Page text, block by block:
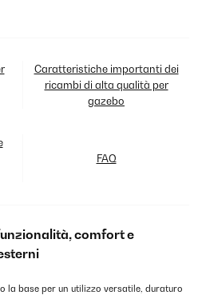
Caratteristiche importanti dei
ricambi di alta qualità per
gazebo
FAQ
comfort e
la base per un utilizzo versatile, duraturo